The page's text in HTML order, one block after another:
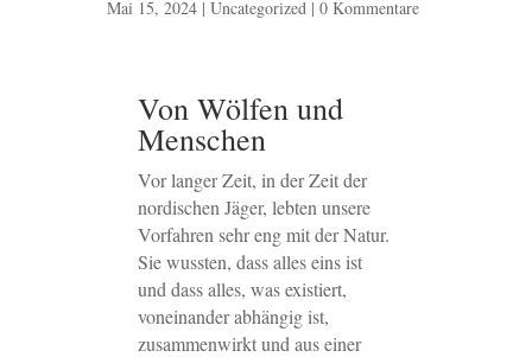
Mai 15, 2024| Uncategorized| 0 Kommentare
Von Wölfen und
Menschen
Vor langer Zeit, in der Zeit der
nordischen Jäger, lebten unsere
Vorfahren sehr eng mit der Natur.
Sie wussten, dass alles eins ist
und dass alles, was existiert,
voneinander abhängig ist,
zusammenwirkt und aus einer